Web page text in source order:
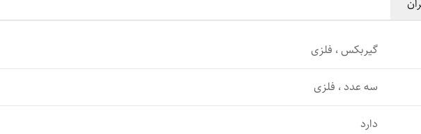
گیربکس ، فلزی
سه عدد ، فلزی
دارد